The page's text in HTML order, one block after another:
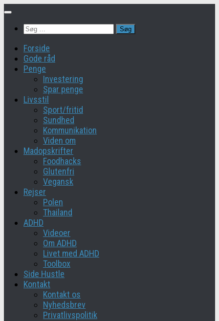
Skip
content
Søg
Forside
Gode råd
Penge
Investering
Spar penge
Livsstil
Sport/fritid
Sundhed
Kommunikation
Viden om
Madopskrifter
Foodhacks
Glutenfri
Vegansk
Rejser
Polen
Thailand
ADHD
Videoer
Om ADHD
Livet med ADHD
Toolbox
Side Hustle
Kontakt
Kontakt os
Nyhedsbrev
Privatlivspolitik